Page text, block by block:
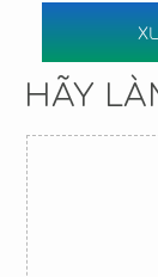
HÃY